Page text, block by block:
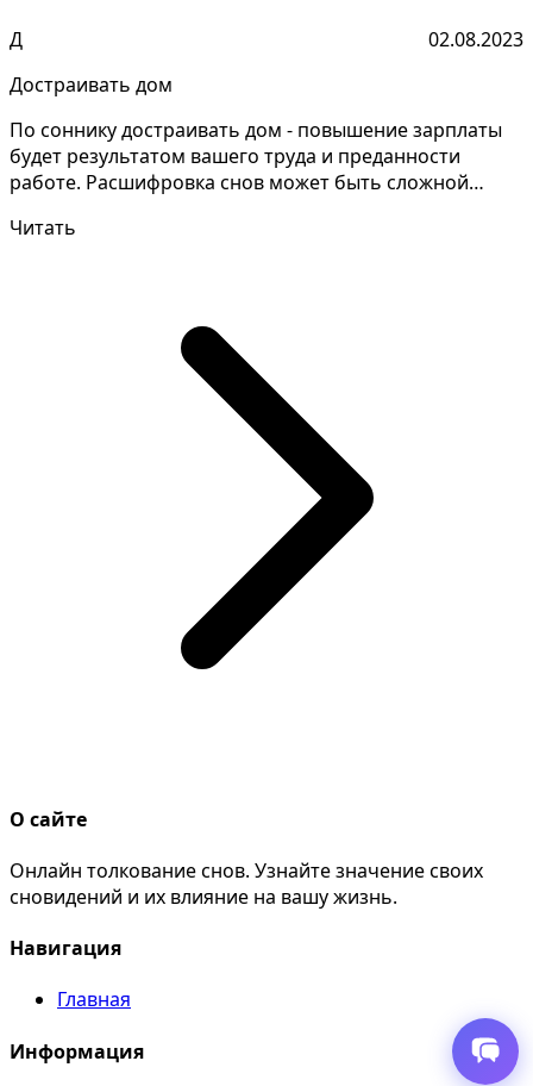
Д
02.08.2023
Достраивать дом
По соннику достраивать дом - повышение зарплаты
будет результатом вашего труда и преданности
работе. Расшифровка снов может быть сложной
Читать
О сайте
Онлайн толкование снов. Узнайте значение своих
сновидений и их влияние на вашу жизнь.
Навигация
Главная
Информация